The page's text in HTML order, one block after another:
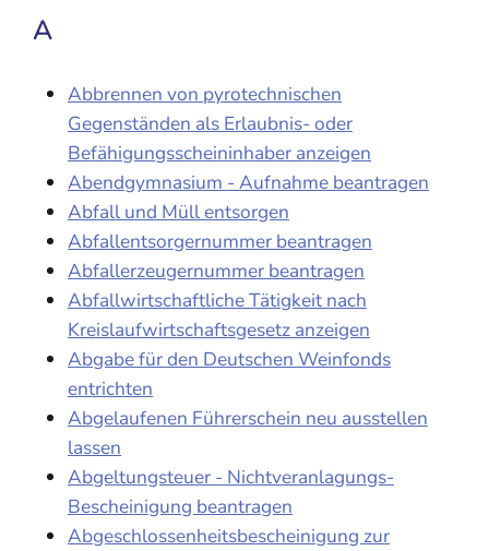
A
Abbrennen von pyrotechnischen
Gegenständen als Erlaubnis- oder
Befähigungsscheininhaber anzeigen
Abendgymnasium - Aufnahme beantragen
Abfall und Müll entsorgen
Abfallentsorgernummer beantragen
Abfallerzeugernummer beantragen
Abfallwirtschaftliche Tätigkeit nach
Kreislaufwirtschaftsgesetz anzeigen
Abgabe für den Deutschen Weinfonds
entrichten
Abgelaufenen Führerschein neu ausstellen
lassen
Abgeltungsteuer - Nichtveranlagungs-
Bescheinigung beantragen
Abgeschlossenheitsbescheinigung zur